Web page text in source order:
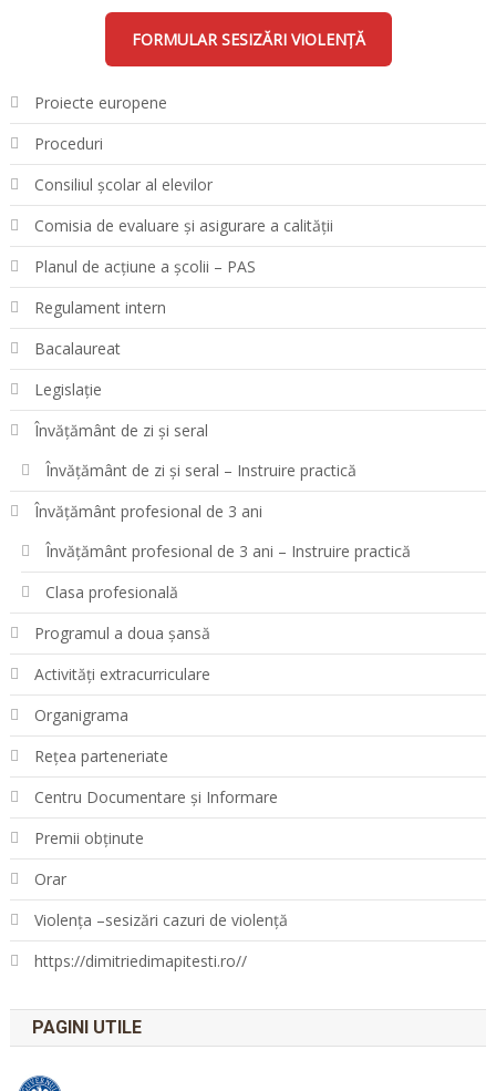
FORMULAR SESIZĂRI VIOLENȚĂ
Proiecte europene
Proceduri
Consiliul școlar al elevilor
Comisia de evaluare și asigurare a calității
Planul de acțiune a școlii – PAS
Regulament intern
Bacalaureat
Legislație
Învățământ de zi și seral
Învățământ de zi și seral – Instruire practică
Învățământ profesional de 3 ani
Învățământ profesional de 3 ani – Instruire practică
Clasa profesională
Programul a doua șansă
Activități extracurriculare
Organigrama
Rețea parteneriate
Centru Documentare și Informare
Premii obținute
Orar
Violența –sesizări cazuri de violență
https://dimitriedimapitesti.ro//
PAGINI UTILE